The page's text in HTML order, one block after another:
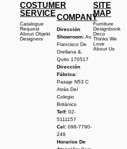
COSTUMER
SERVICE
Catalogue
Request
About Objekt
Designers
COMPANY
Dirección
Showroom:Av.
Francisco De
Orellana &,
Quito 170517
Dirección
Fábrica:
Pasaje N53 C
Atrás Del
Colegio
Británico
Telf:02-
5111157
Cel:098-7790-
249
Horarios De
SITE
MAP
Furniture
Designbook
Deco
Thinks We
Love
About Us